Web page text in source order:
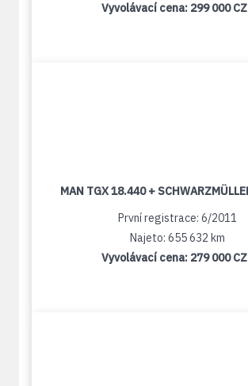
Vyvolávací cena: 299 000
MAN TGX 18.440 +
První registrace: 6/2011
Najeto: 655 632 km
Vyvolávací cena: 279 000